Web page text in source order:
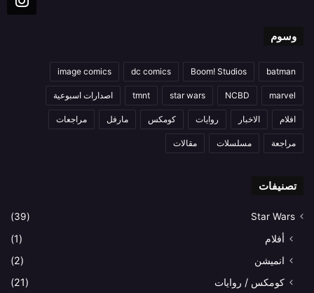
وسوم
batman
Boom! Studios
dc comics
image comics
marvel
NCBD
star wars
tmnt اصدارات اسبوعية
افلام الاخبار روايات كومكس مارفل مراجعات
مراجعة مسلسلات مقالات
تصنيفات
Star Wars
(39)
أفلام
(1)
انميشن
(2)
كومكس / روايات
(21)